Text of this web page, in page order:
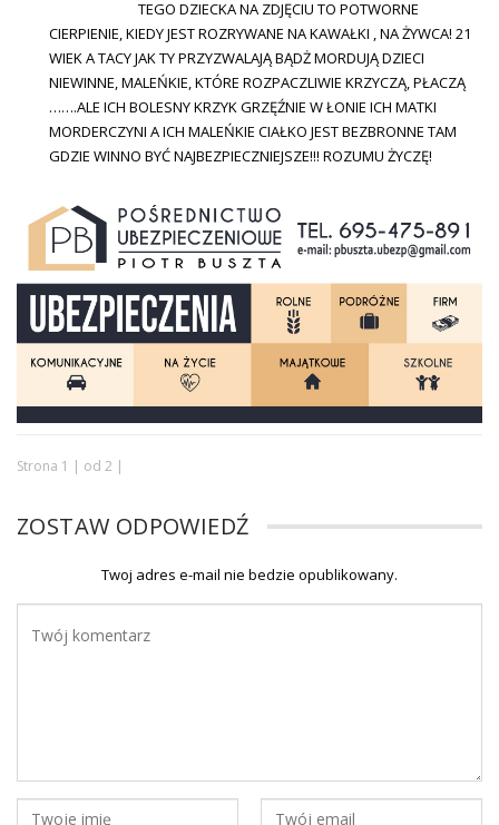
TEGO DZIECKA NA ZDJĘCIU TO POTWORNE
CIERPIENIE, KIEDY JEST ROZRYWANE NA KAWAŁKI , NA ŻYWCA! 21
WIEK A TACY JAK TY PRZYZWALAJĄ BĄDŻ MORDUJĄ DZIECI
NIEWINNE, MALEŃKIE, KTÓRE ROZPACZLIWIE KRZYCZĄ, PŁACZĄ
…….ALE ICH BOLESNY KRZYK GRZĘŹNIE W ŁONIE ICH MATKI
MORDERCZYNI A ICH MALEŃKIE CIAŁKO JEST BEZBRONNE TAM
GDZIE WINNO BYĆ NAJBEZPIECZNIEJSZE!!! ROZUMU ŻYCZĘ!
Strona 1 | od 2 |
ZOSTAW ODPOWIEDŹ
Twoj adres e-mail nie bedzie opublikowany.